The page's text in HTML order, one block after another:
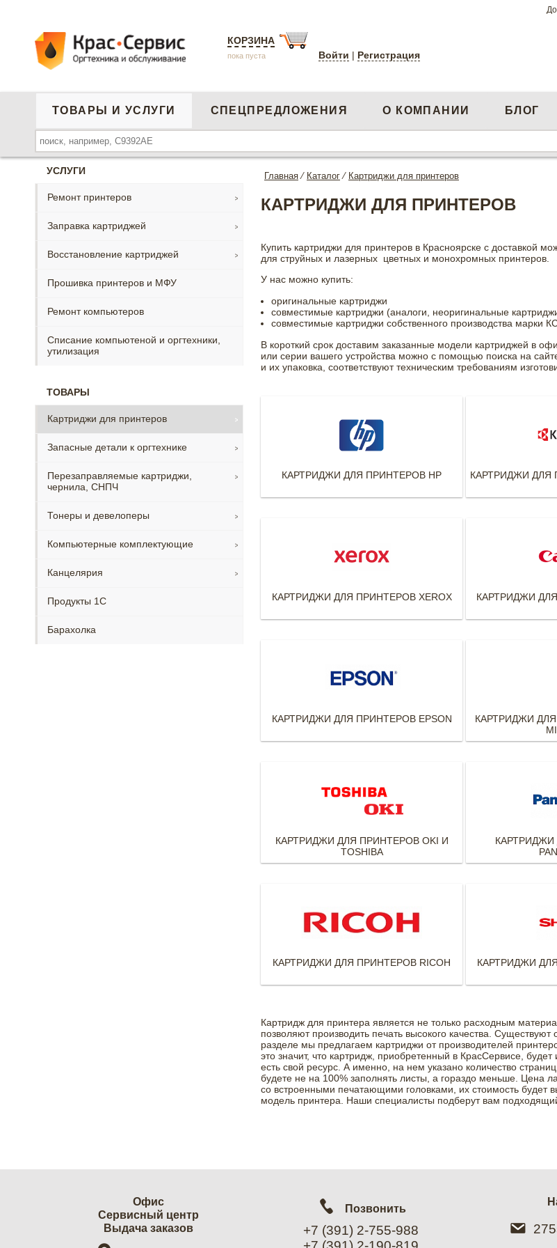
КОРЗИНА
пока пуста Войти | Регистрация
ТОВАРЫ И УСЛУГИ СПЕЦПРЕДЛОЖЕНИЯ О КОМПАНИИ БЛОГ
УСЛУГИ
Ремонт принтеров
Заправка картриджей
Восстановление картриджей
Прошивка принтеров и МФУ
Ремонт компьютеров
Списание компьютеной и оргтехники,
утилизация
ТОВАРЫ
Картриджи для принтеров
Запасные детали к оргтехнике
Перезаправляемые картриджи,
чернила, СНПЧ
Тонеры и девелоперы
Компьютерные комплектующие
Канцелярия
Продукты 1С
Барахолка
Главная ⁄ Каталог ⁄ Картриджи для принтеров
КАРТРИДЖИ ДЛЯ ПРИНТЕРОВ
Купить картриджи для принтеров в Красноярске с доставкой
для струйных и лазерных цветных и монохромных принтеров.
У нас можно купить:
оригинальные картриджи
совместимые картриджи (аналоги, неоригинальные
совместимые картриджи собственного производства марки
В короткий срок доставим заказанные модели картриджей в
или серии вашего устройства можно с помощью поиска на
и их упаковка, соответствуют техническим требованиям
КАРТРИДЖИ ДЛЯ ПРИНТЕРОВ HP КАРТРИДЖИ ДЛЯ
КАРТРИДЖИ ДЛЯ ПРИНТЕРОВ XEROX КАРТРИДЖИ
КАРТРИДЖИ ДЛЯ ПРИНТЕРОВ EPSON
КАРТРИДЖИ ДЛЯ
КАРТРИДЖИ ДЛЯ ПРИНТЕРОВ OKI И
TOSHIBA
КАРТРИДЖИ ДЛЯ ПРИНТЕРОВ RICOH КАРТРИДЖИ
Картридж для принтера является не только расходным
позволяют производить печать высокого качества.
разделе мы предлагаем картриджи от производителей
это значит, что картридж, приобретенный в КрасСервисе,
есть свой ресурс. А именно, на нем указано количество
будете не на 100% заполнять листы, а гораздо меньше. Цена
со встроенными печатающими головками, их стоимость будет
модель принтера. Наши специалисты подберут вам
Офис
Cервисный центр
Выдача заказов
Позвонить
+7 (391) 2-755-988